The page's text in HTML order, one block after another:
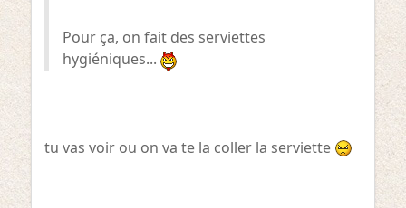
Pour ça, on fait des serviettes
hygiéniques...
tu vas voir ou on va te la coller la serviette